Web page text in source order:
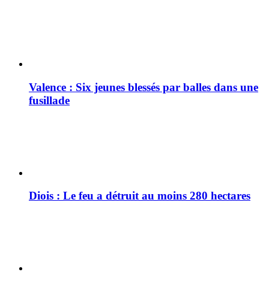
Valence : Six jeunes blessés par balles dans une
fusillade
Diois : Le feu a détruit au moins 280 hectares